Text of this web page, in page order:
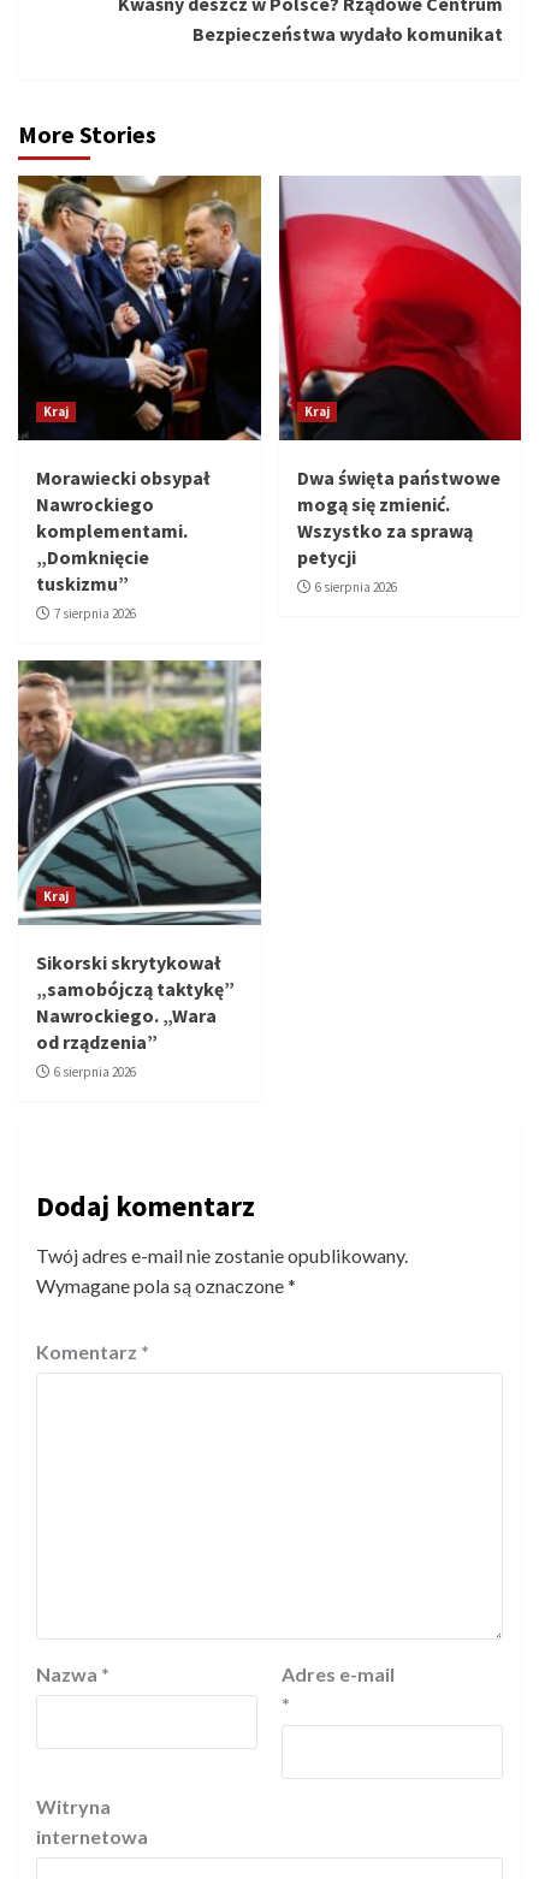
Bezpieczeństwa wydało komunikat
More Stories
Kraj
Morawiecki obsypał
Nawrockiego
komplementami.
„Domknięcie
tuskizmu”
7 sierpnia 2026
Kraj
Dwa święta państwowe
mogą się zmienić.
Wszystko za sprawą
petycji
6 sierpnia 2026
Kraj
Sikorski skrytykował
„samobójczą taktykę”
Nawrockiego. „Wara
od rządzenia”
6 sierpnia 2026
Dodaj komentarz
Twój adres e-mail nie zostanie opublikowany.
Wymagane pola są oznaczone*
Komentarz *
Nazwa *
Adres e-mail
*
Witryna
internetowa